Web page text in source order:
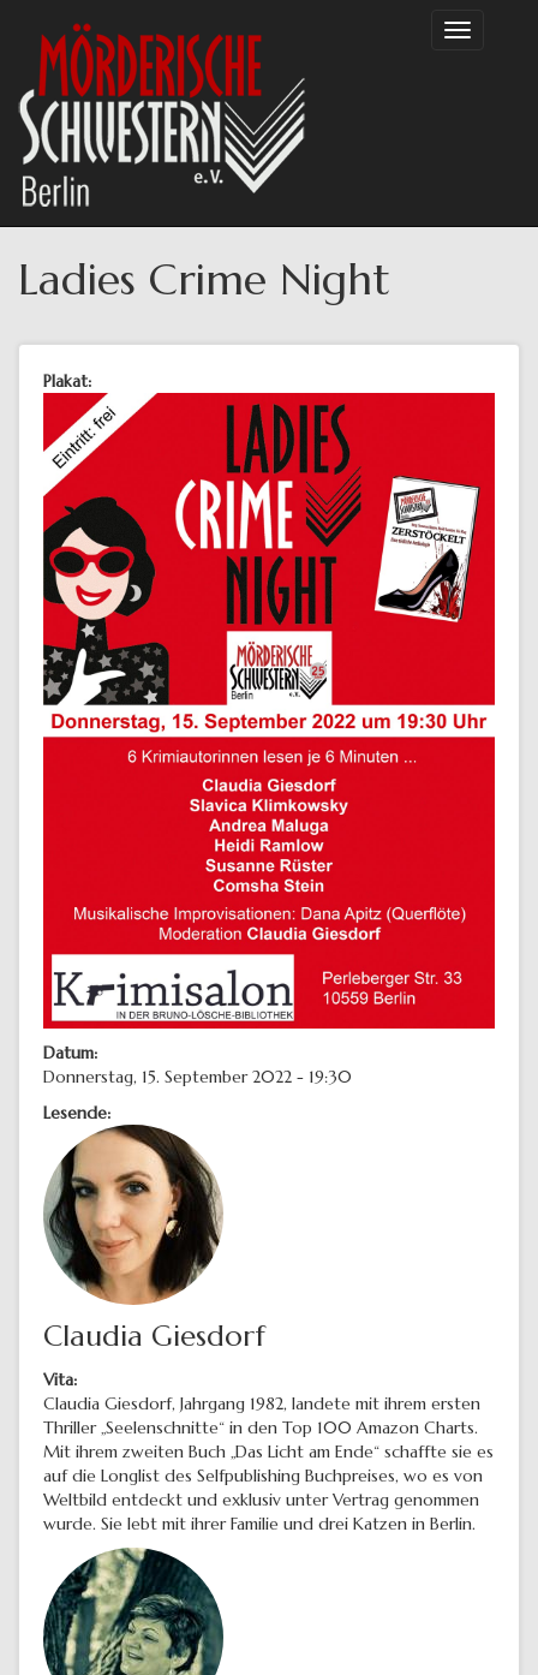
Inhalt
Toggle
Ladies Crime Night
Plakat:
Datum:
Donnerstag, 15. September 2022 - 19:30
Lesende:
Claudia Giesdorf
Vita:
Claudia Giesdorf, Jahrgang 1982, landete mit ihrem ersten
Thriller „Seelenschnitte“ in den Top 100 Amazon Charts.
Mit ihrem zweiten Buch „Das Licht am Ende“ schaffte sie es
auf die Longlist des Selfpublishing Buchpreises, wo es von
Weltbild entdeckt und exklusiv unter Vertrag genommen
wurde. Sie lebt mit ihrer Familie und drei Katzen in Berlin.